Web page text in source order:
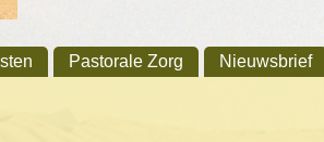
Pastorale Zorg Nieuwsbrief